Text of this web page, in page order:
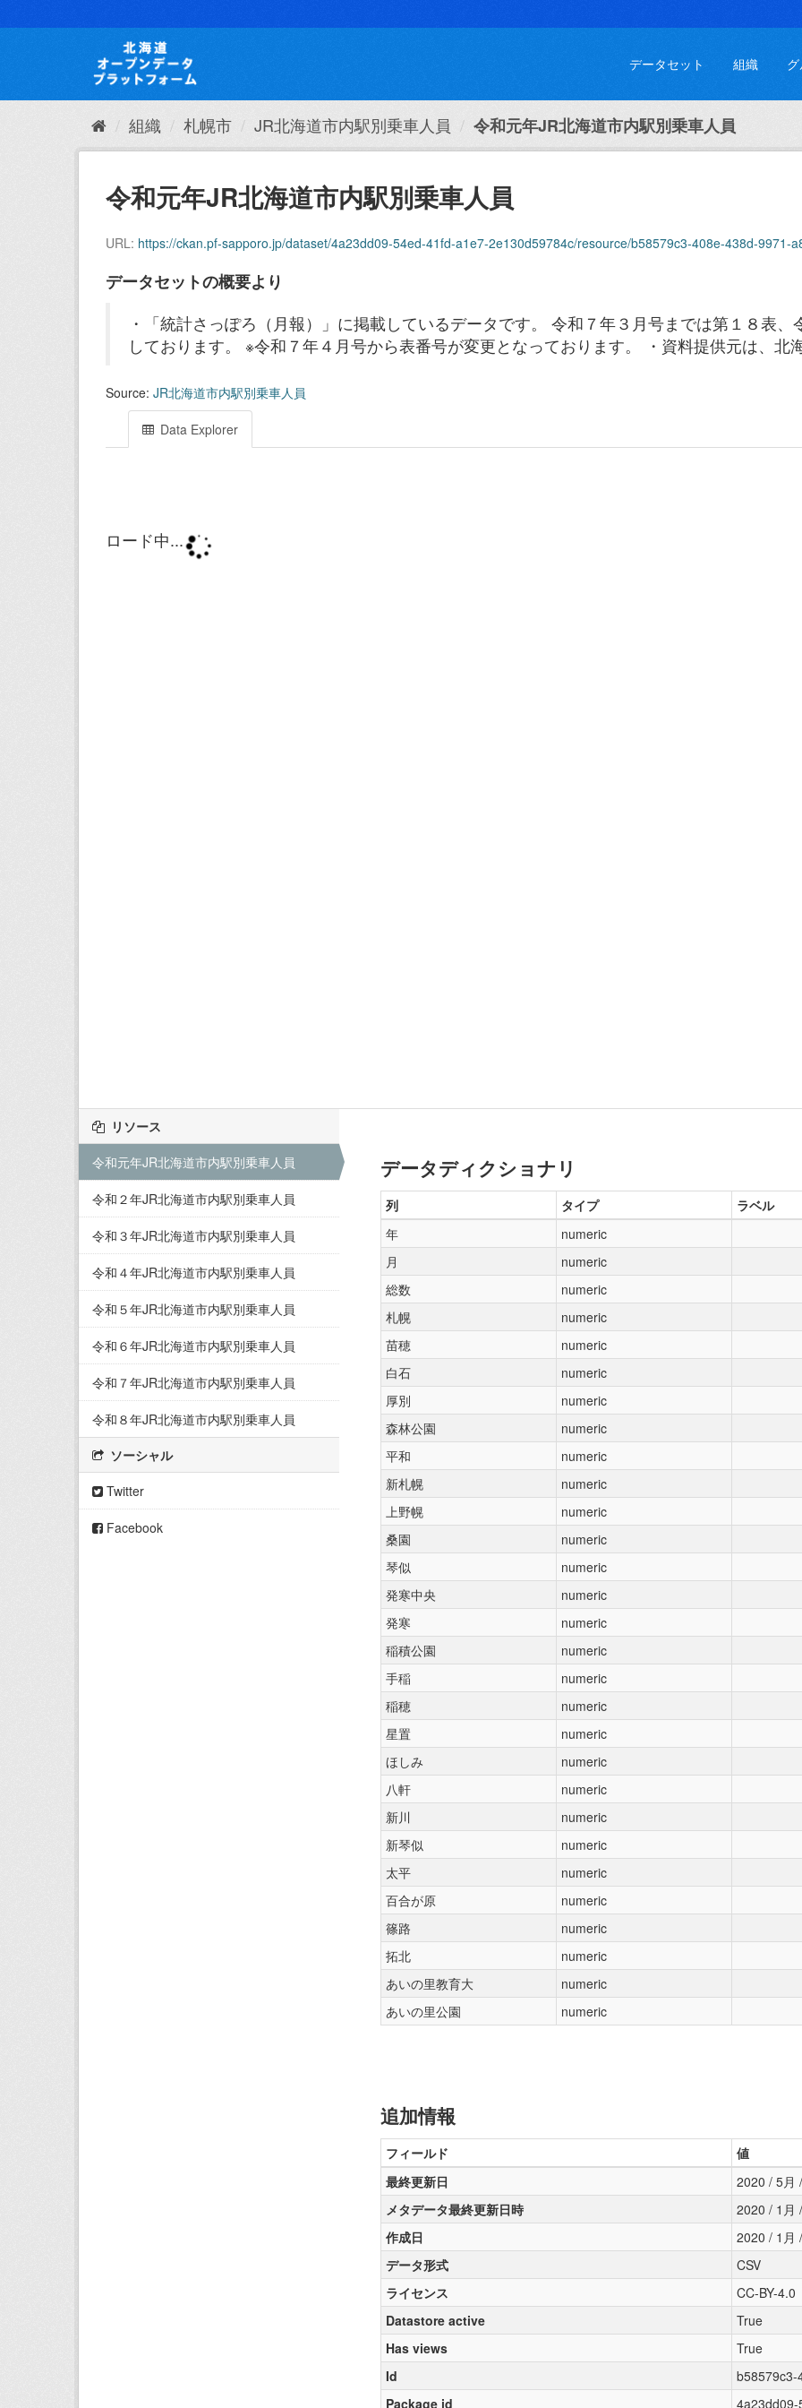
キ
て
データセット 組織
組織 札幌市 JR北海道市内駅別乗車人員 令和元年JR北海道市内駅別乗車人員
令和元年JR北海道市内駅別乗車人員
URL: https://ckan.pf-sapporo.jp/dataset/4a23dd09-54ed-41fd-a1e7-2e130d59784c/resource/b58579c3-408e-438d-9971-
データセットの概要より
・「統計さっぽろ（月報）」に掲載しているデータです。 令和７年３月号までは第１８表
しております。 ※令和７年４月号から表番号が変更となっております。 ・資料提供元は、北
Source: JR北海道市内駅別乗車人員
Data Explorer
リソース
令和元年JR北海道市内駅別乗車人員
令和２年JR北海道市内駅別乗車人員
令和３年JR北海道市内駅別乗車人員
令和４年JR北海道市内駅別乗車人員
令和５年JR北海道市内駅別乗車人員
令和６年JR北海道市内駅別乗車人員
令和７年JR北海道市内駅別乗車人員
令和８年JR北海道市内駅別乗車人員
ソーシャル
Twitter
Facebook
データディクショナリ
列 タイプ
ラベル
年
numeric
月
numeric
総数
numeric
札幌
numeric
苗穂
numeric
白石
numeric
厚別
numeric
森林公園
numeric
平和
numeric
新札幌
numeric
上野幌
numeric
桑園
numeric
琴似
numeric
発寒中央
numeric
発寒
numeric
稲積公園
numeric
手稲
numeric
稲穂
numeric
星置
numeric
ほしみ
numeric
八軒
numeric
新川
numeric
新琴似
numeric
太平
numeric
百合が原
numeric
篠路
numeric
拓北
numeric
あいの里教育大
numeric
あいの里公園
numeric
追加情報
フィールド
値
最終更新日
2020 / 5月
メタデータ最終更新日時
2020 / 1月
作成日
2020 / 1月
データ形式
CSV
ライセンス
CC-BY-4.0
Datastore active
True
Has views
True
Id
b58579c3-
Package id